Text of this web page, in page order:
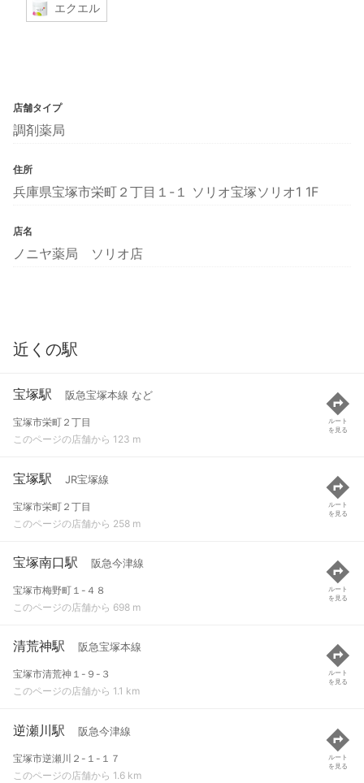
エクエル
店舗タイプ
調剤薬局
住所
兵庫県宝塚市栄町２丁目１-１ ソリオ宝塚ソリオ1 1F
店名
ノニヤ薬局 ソリオ店
近くの駅
宝塚駅 阪急宝塚本線 など
宝塚市栄町２丁目
このページの店舗から 123 m
ルート
を見る
宝塚駅 JR宝塚線
宝塚市栄町２丁目
このページの店舗から 258 m
ルート
を見る
宝塚南口駅 阪急今津線
宝塚市梅野町１-４８
このページの店舗から 698 m
ルート
を見る
清荒神駅 阪急宝塚本線
宝塚市清荒神１-９-３
このページの店舗から 1.1 km
ルート
を見る
逆瀬川駅 阪急今津線
宝塚市逆瀬川２-１-１７
このページの店舗から 1.6 km
ルート
を見る